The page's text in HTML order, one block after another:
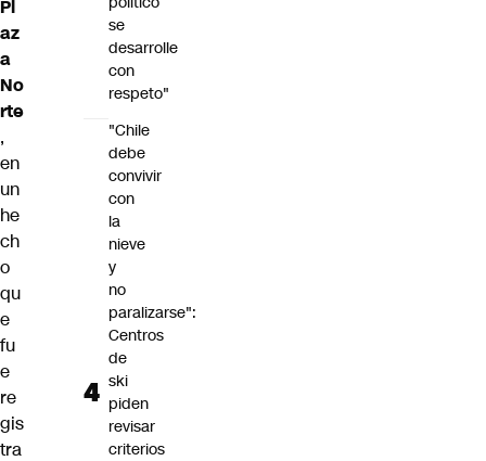
Pl
az
a
No
rte
,
en
un
he
ch
o
qu
e
fu
e
re
gis
tra
se
desarrolle
con
respeto"
"Chile
debe
convivir
con
la
nieve
y
no
paralizarse":
Centros
de
ski
piden
revisar
criterios